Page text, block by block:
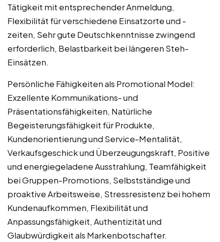
Tätigkeit mit entsprechender Anmeldung,
Flexibilität für verschiedene Einsatzorte und -
zeiten, Sehr gute Deutschkenntnisse zwingend
erforderlich, Belastbarkeit bei längeren Steh-
Einsätzen.
Persönliche Fähigkeiten als Promotional Model:
Exzellente Kommunikations- und
Präsentationsfähigkeiten, Natürliche
Begeisterungsfähigkeit für Produkte,
Kundenorientierung und Service-Mentalität,
Verkaufsgeschick und Überzeugungskraft, Positive
und energiegeladene Ausstrahlung, Teamfähigkeit
bei Gruppen-Promotions, Selbstständige und
proaktive Arbeitsweise, Stressresistenz bei hohem
Kundenaufkommen, Flexibilität und
Anpassungsfähigkeit, Authentizität und
Glaubwürdigkeit als Markenbotschafter.